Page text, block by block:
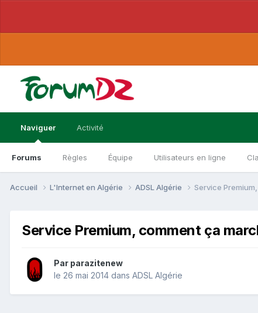
Naviguer
Forums Règles Équipe Utilisateurs en ligne
Activité
Accueil L'Internet en Algérie ADSL Algérie Service
Service Premium, comment ça
Par parazitenew
le 26 mai 2014 dans ADSL Algérie